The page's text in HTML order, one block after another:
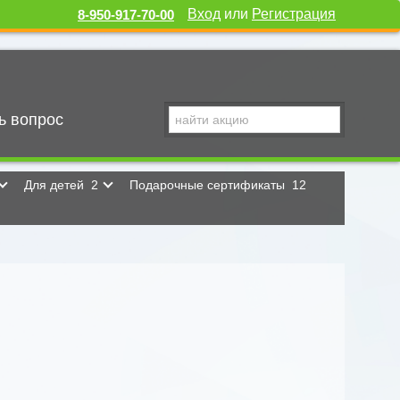
Вход или Регистрация
8-950-917-70-00
вопрос
Для детей 2 Подарочные сертификаты 12